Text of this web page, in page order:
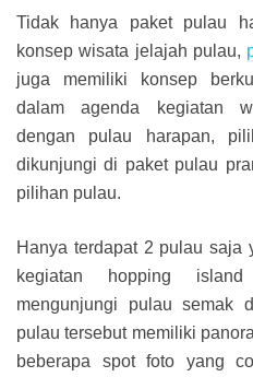
Tidak hanya paket pulau
konsep wisata jelajah pulau,
juga memiliki konsep
dalam agenda kegiatan
dengan pulau harapan,
dikunjungi di paket pulau
pilihan pulau.
Hanya terdapat 2 pulau saja
kegiatan hopping
mengunjungi pulau semak
pulau tersebut memiliki
beberapa spot foto yang